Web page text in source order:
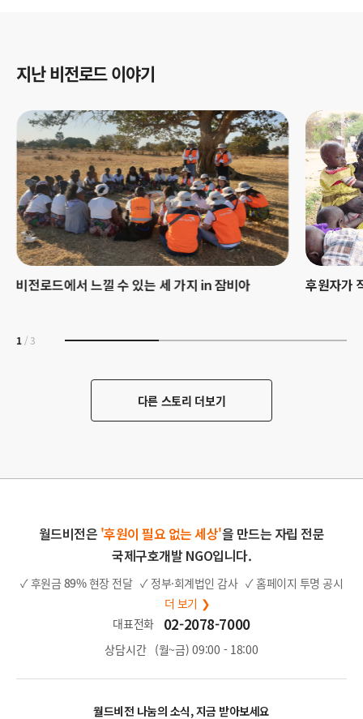
지난 비전로드 이야기
비전로드에서 느낄 수 있는 세 가지 in 잠비아 후원자가
1/3
다른 스토리 더보기
월드비전은 '후원이 필요 없는 세상'을 만드는 자립 전문
국제구호개발 NGO입니다.
✓ 후원금 89%현장 전달 ✓ 정부·회계법인 감사 ✓ 홈페이지 투명 공시
더 보기 ❯
대표전화
02-2078-7000
상담시간 (월~금) 09:00 - 18:00
월드비전 나눔의 소식, 지금 받아보세요